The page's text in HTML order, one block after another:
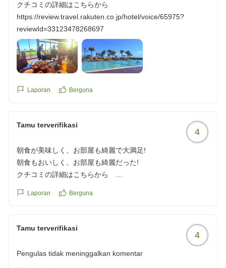
クチコミの詳細はこちらから
https://review.travel.rakuten.co.jp/hotel/voice/65975?
reviewId=33123478268697
Laporan Berguna
Tamu terverifikasi
4
朝食が美味しく、お部屋も綺麗で大満足!
朝食もおいしく、お部屋も綺麗だった!
クチコミの詳細はこちらから
reviewId=33123478251794
Laporan Berguna
Tamu terverifikasi
4
Pengulas tidak meninggalkan komentar